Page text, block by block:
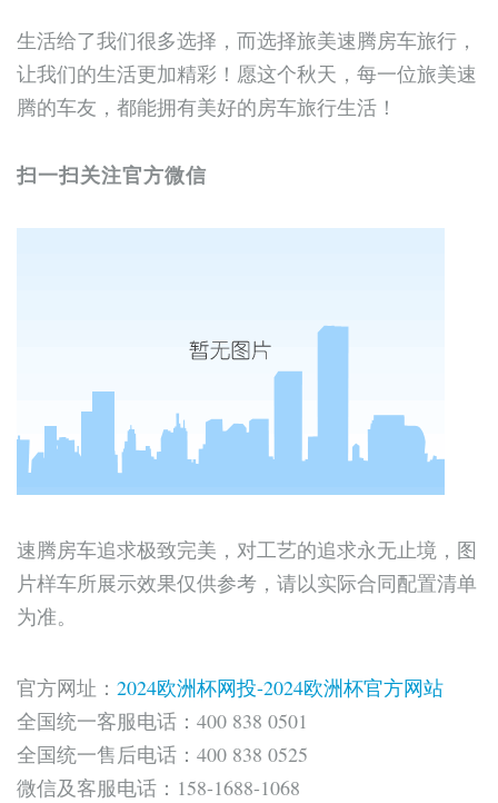
生活给了我们很多选择，而选择旅美速腾房车旅行，
让我们的生活更加精彩！愿这个秋天，每一位旅美速
腾的车友，都能拥有美好的房车旅行生活！
扫一扫关注官方微信
速腾房车追求极致完美，对工艺的追求永无止境，图
片样车所展示效果仅供参考，请以实际合同配置清单
为准。
官方网址： 2024欧洲杯网投-2024欧洲杯官方网站
全国统一客服电话：400 838 0501
全国统一售后电话：400 838 0525
微信及客服电话：158-1688-1068